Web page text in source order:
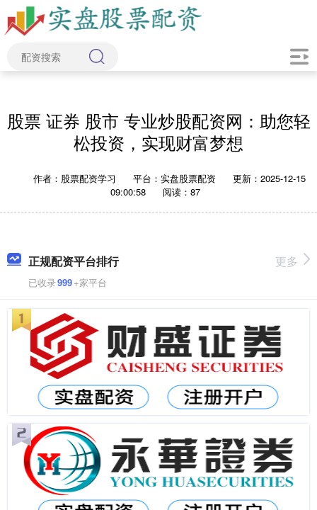
股票 证券 股市 专业炒股配资网：助您轻
松投资，实现财富梦想
作者：股票配资学习 平台：实盘股票配资
更新：2025-12-15
09:00:58
阅读：87
正规配资平台排行
已收录999+家平台
更多